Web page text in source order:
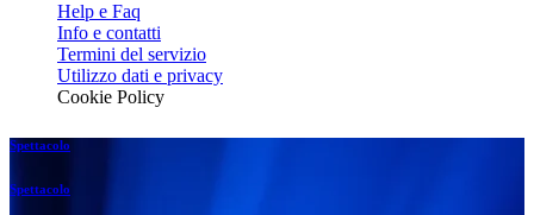
Help e Faq
Info e contatti
Termini del servizio
Utilizzo dati e privacy
Cookie Policy
Spettacolo
Spettacolo